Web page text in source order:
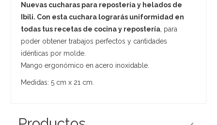
Nuevas cucharas para repostería y helados de
Ibili. Con esta cuchara lograrás uniformidad en
todas tus recetas de cocina y repostería , para
poder obtener trabajos perfectos y cantidades
idénticas por molde.
Mango ergonómico en acero inoxidable.
Medidas: 5 cm x 21 cm.